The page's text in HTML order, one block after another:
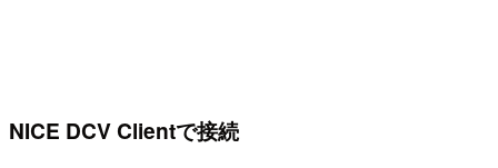
NICE DCV Clientで接続